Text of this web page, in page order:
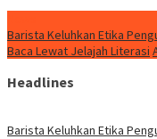
Barista Keluhkan Etika
Baca Lewat Jelajah Literasi
Headlines
Barista Keluhkan Etika